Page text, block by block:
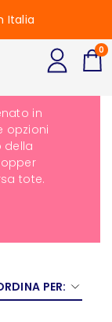
in
opzioni
della
tote.
PER:
Italia
0